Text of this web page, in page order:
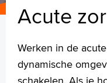
Job alert
Acute
Werken in de
dynamische